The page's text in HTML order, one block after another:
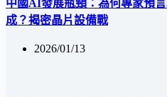
中國AI發展瓶頸：為何專家預
成？揭密晶片設備戰
2026/01/13